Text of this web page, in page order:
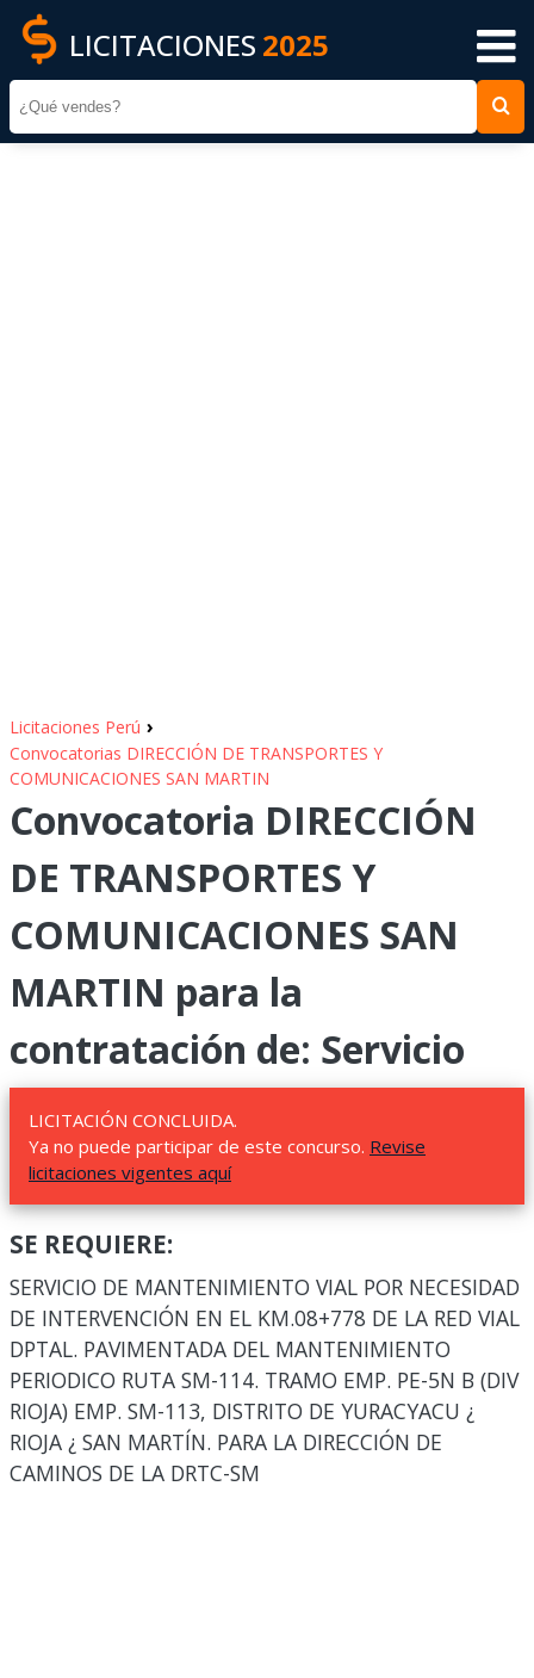
LICITACIONES 2025
Licitaciones Perú ›
Convocatorias DIRECCIÓN DE TRANSPORTES Y
COMUNICACIONES SAN MARTIN
Convocatoria DIRECCIÓN
DE TRANSPORTES Y
COMUNICACIONES SAN
MARTIN para la
contratación de: Servicio
LICITACIÓN CONCLUIDA.
Ya no puede participar de este concurso. Revise
licitaciones vigentes aquí
SE REQUIERE:
SERVICIO DE MANTENIMIENTO VIAL POR NECESIDAD
DE INTERVENCIÓN EN EL KM.08+778 DE LA RED VIAL
DPTAL. PAVIMENTADA DEL MANTENIMIENTO
PERIODICO RUTA SM-114. TRAMO EMP. PE-5N B (DIV
RIOJA) EMP. SM-113, DISTRITO DE YURACYACU ¿
RIOJA ¿ SAN MARTÍN. PARA LA DIRECCIÓN DE
CAMINOS DE LA DRTC-SM